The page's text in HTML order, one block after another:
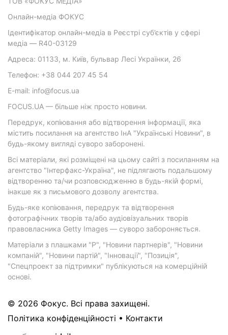
Онлайн-медіа ФОКУС
Ідентифікатор онлайн-медіа в Реєстрі суб’єктів у сфері
медіа — R40-03129
Адреса: 01133, м. Київ, бульвар Лесі Українки, 26
Телефон: +38 044 207 45 54
E-mail: info@focus.ua
FOCUS.UA — більше ніж просто новини.
Передрук, копіювання або відтворення інформації, яка
містить посилання на агентство ІнА "Українські Новини", в
будь-якому вигляді суворо заборонені.
Всі матеріали, які розміщені на цьому сайті з посиланням на
агентство "Інтерфакс-Україна", не підлягають подальшому
відтворенню та/чи розповсюдженню в будь-якій формі,
інакше як з письмового дозволу агентства.
Будь-яке копіювання, передрук та відтворення
фотографічних творів та/або аудіовізуальних творів
правовласника Getty Images — суворо забороняється.
Матеріали з плашками "Р", "Новини партнерів", "Новини
компаній", "Новини партій", "Інновації", "Позиція",
"Спецпроект за підтримки" публікуються на комерційній
основі.
© 2026 Фокус. Всі права захищені.
Політика конфіденційності • Контакти